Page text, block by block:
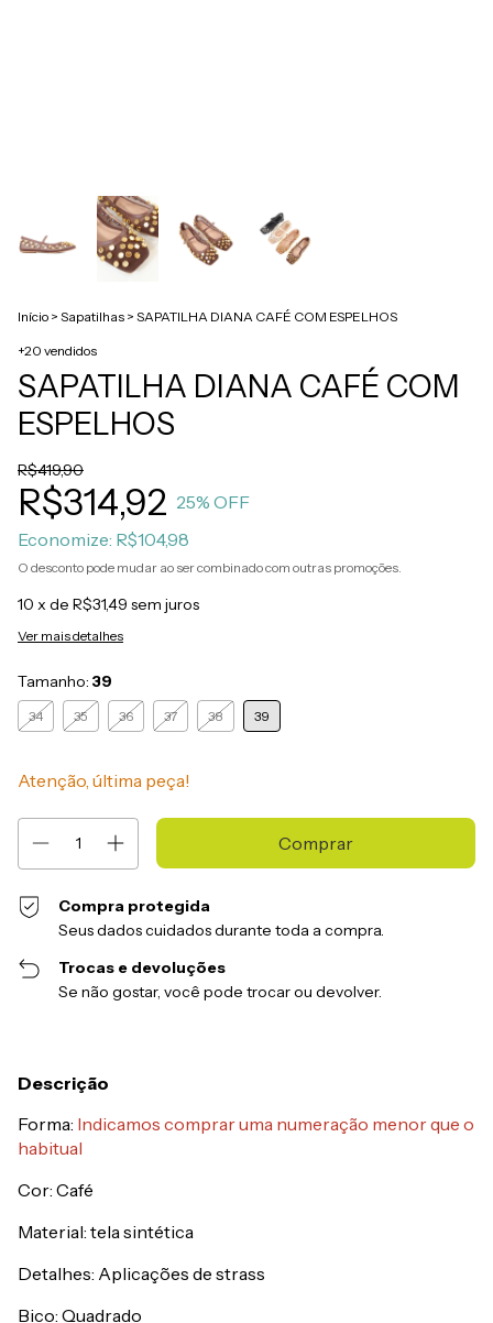
Início > Sapatilhas > SAPATILHA DIANA CAFÉ COM ESPELHOS
+20 vendidos
SAPATILHA DIANA CAFÉ COM
ESPELHOS
R$419,90
R$314,92 25% OFF
Economize: R$104,98
O desconto pode mudar ao ser combinado com outras promoções.
10 x de R$31,49 sem juros
Ver mais detalhes
Tamanho: 39
34 35 36 37 38 39
Atenção, última peça!
Compra protegida
Seus dados cuidados durante toda a compra.
Trocas e devoluções
Se não gostar, você pode trocar ou devolver.
Descrição
Forma: Indicamos comprar uma numeração menor que o
habitual
Cor: Café
Material: tela sintética
Detalhes: Aplicações de strass
Bico: Quadrado